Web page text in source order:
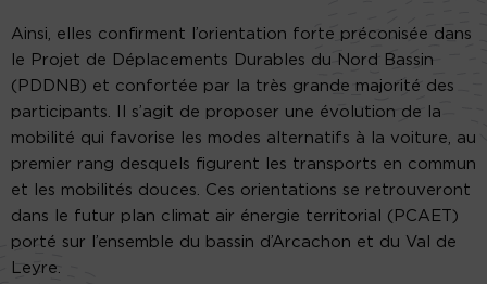
Ainsi, elles confirment l’orientation forte préconisée dans
le Projet de Déplacements Durables du Nord Bassin
(PDDNB) et confortée par la très grande majorité des
participants. Il s’agit de proposer une évolution de la
mobilité qui favorise les modes alternatifs à la voiture, au
premier rang desquels figurent les transports en commun
et les mobilités douces. Ces orientations se retrouveront
dans le futur plan climat air énergie territorial (PCAET)
porté sur l’ensemble du bassin d’Arcachon et du Val de
Leyre.